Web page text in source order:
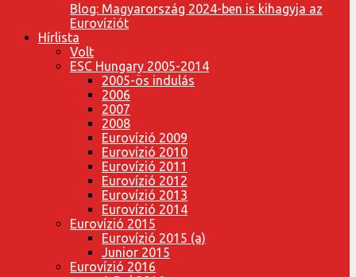
Blog: Magyarország 2024-ben is kihagyja az
Eurovíziót
Hírlista
Volt
ESC Hungary 2005-2014
2005-ös indulás
2006
2007
2008
Eurovízió 2009
Eurovízió 2010
Eurovízió 2011
Eurovízió 2012
Eurovízió 2013
Eurovízió 2014
Eurovízió 2015
Eurovízió 2015 (a)
Junior 2015
Eurovízió 2016